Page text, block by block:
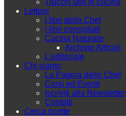
Letture
I libri dello Chef
I libri consigliati
Cucina Naturale
Archivio Articoli
L'editoriale
Chi siamo
La Pagina dello Chef
Corsi ed Eventi
Iscriviti alla Newsletter
Contatti
Cerca ricette